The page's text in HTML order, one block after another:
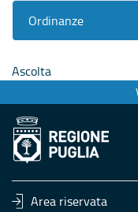
Ordinanze
Ascolta
Area riservata